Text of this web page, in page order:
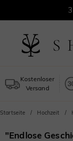
Kostenloser
Versand
Startseite Hochzeit
"Endlose